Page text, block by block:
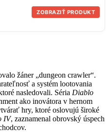
ZOBRAZIŤ PRODUKT
žáner „dungeon crawler“.
a systém lootovania
nasledovali. Séria Diablo
ako inovátora v hernom
hry, ktoré oslovujú široké
IV, zaznamenal obrovský úspech